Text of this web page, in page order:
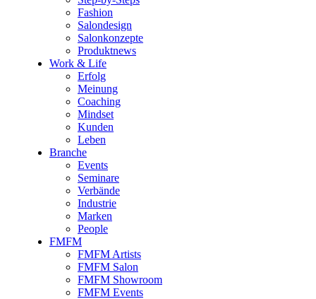
Fashion
Salondesign
Salonkonzepte
Produktnews
Work & Life
Erfolg
Meinung
Coaching
Mindset
Kunden
Leben
Branche
Events
Seminare
Verbände
Industrie
Marken
People
FMFM
FMFM Artists
FMFM Salon
FMFM Showroom
FMFM Events